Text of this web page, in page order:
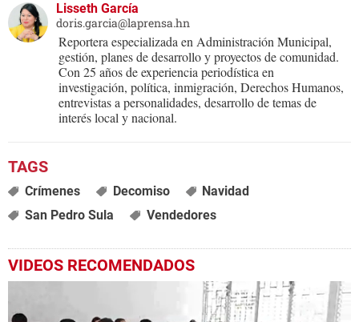
Lisseth García
doris.garcia@laprensa.hn
Reportera especializada en Administración Municipal,
gestión, planes de desarrollo y proyectos de comunidad.
Con 25 años de experiencia periodística en
investigación, política, inmigración, Derechos Humanos,
entrevistas a personalidades, desarrollo de temas de
interés local y nacional.
Crímenes Decomiso
Navidad
San Pedro Sula
Vendedores
VIDEOS RECOMENDADOS